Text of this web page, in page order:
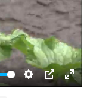
Settings
PIP